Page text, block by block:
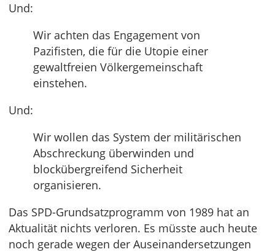
Und:
Wir achten das Engagement von
Pazifisten, die für die Utopie einer
gewaltfreien Völkergemeinschaft
einstehen.
Und:
Wir wollen das System der militärischen
Abschreckung überwinden und
blockübergreifend Sicherheit
organisieren.
Das SPD-Grundsatzprogramm von 1989 hat an
Aktualität nichts verloren. Es müsste auch heute
noch gerade wegen der Auseinandersetzungen